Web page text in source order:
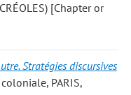
[Chapter or
Stratégies discursives
PARIS,